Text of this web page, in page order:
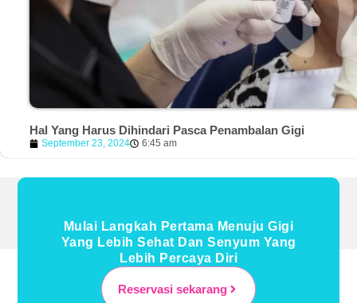
Hal Yang Harus Dihindari Pasca Penambalan Gigi
September 23, 2024 6:45 am
Mulai Langkah Pertama Menuju Gigi
Yang Lebih Sehat Dan Senyum Yang
Lebih Percaya Diri
Reservasi sekarang